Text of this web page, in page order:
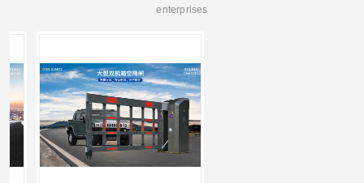
enterprises